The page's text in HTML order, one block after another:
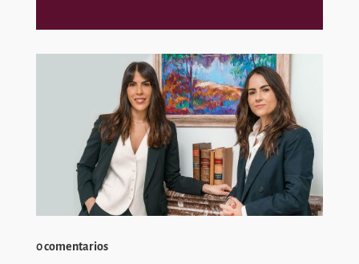
0 comentarios